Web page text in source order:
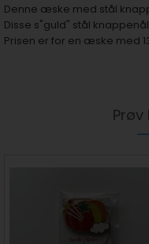
Denne æske med stål
Disse s"guld" stål
Prisen er for en æske med
Prøv